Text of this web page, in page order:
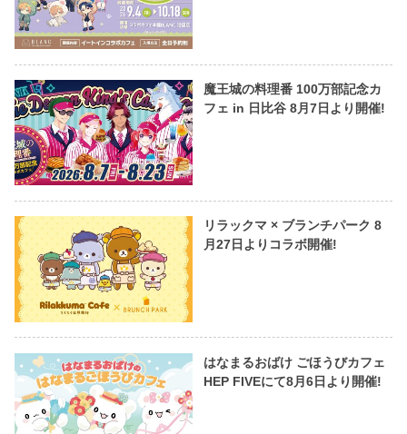
魔王城の料理番 100万部記念カ
フェ in 日比谷 8月7日より開催!
リラックマ × ブランチパーク 8
月27日よりコラボ開催!
はなまるおばけ ごほうびカフェ
HEP FIVEにて8月6日より開催!